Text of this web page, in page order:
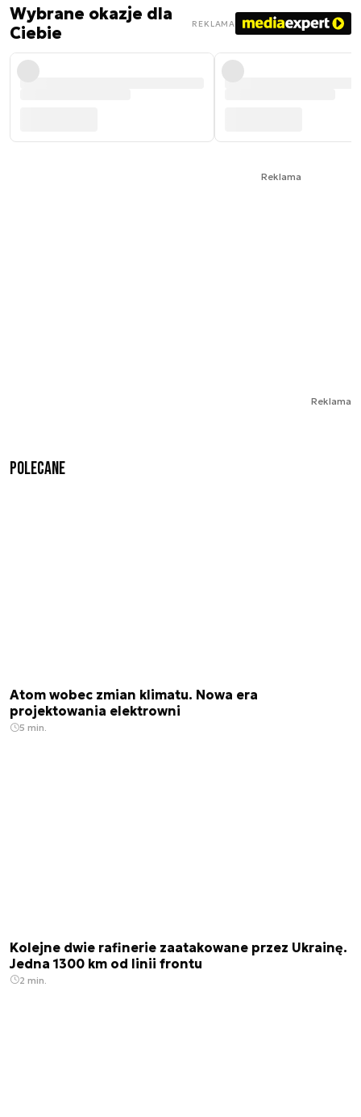
Wybrane okazje dla
Ciebie
REKLAMA
Reklama
Reklama
Polecane
Atom wobec zmian klimatu. Nowa era
projektowania elektrowni
5 min.
Kolejne dwie rafinerie zaatakowane przez Ukrainę.
Jedna 1300 km od linii frontu
2 min.